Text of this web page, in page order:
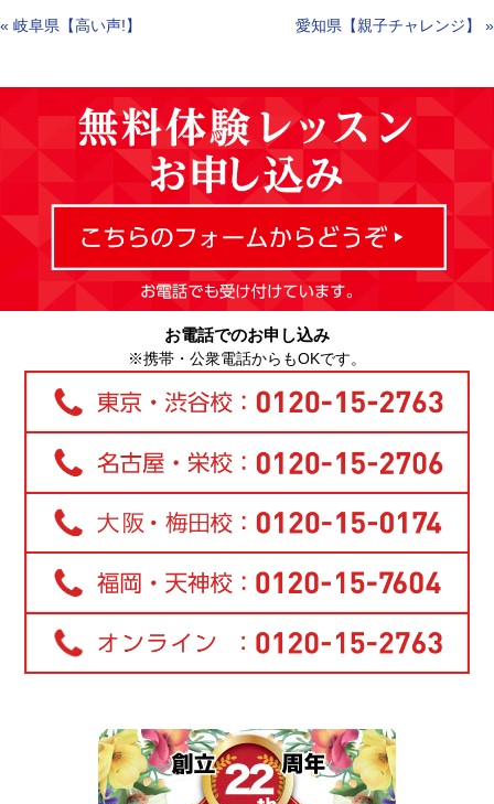
« 岐阜県【高い声!】 愛知県【親子チャレンジ】 »
お電話でのお申し込み
※携帯・公衆電話からもOKです。